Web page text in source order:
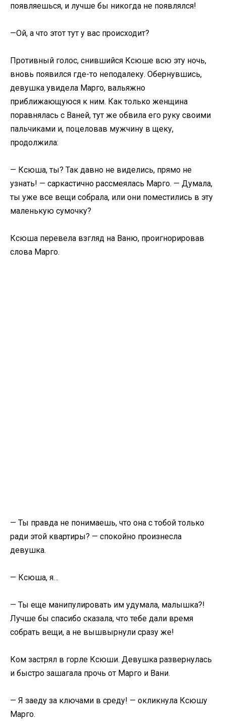
появляешься, и лучше бы никогда не появлялся!
—Ой, а что этот тут у вас происходит?
Противный голос, снившийся Ксюше всю эту ночь,
вновь появился где-то неподалеку. Обернувшись,
девушка увидела Марго, вальяжно
приближающуюся к ним. Как только женщина
поравнялась с Ваней, тут же обвила его руку своими
пальчиками и, поцеловав мужчину в щеку,
продолжила:
— Ксюша, ты? Так давно не виделись, прямо не
узнать! — саркастично рассмеялась Марго. — Думала,
ты уже все вещи собрала, или они поместились в эту
маленькую сумочку?
Ксюша перевела взгляд на Ваню, проигнорировав
слова Марго.
— Ты правда не понимаешь, что она с тобой только
ради этой квартиры? — спокойно произнесла
девушка.
— Ксюша, я…
— Ты еще манипулировать им удумала, малышка?!
Лучше бы спасибо сказала, что тебе дали время
собрать вещи, а не вышвырнули сразу же!
Ком застрял в горле Ксюши. Девушка развернулась
и быстро зашагала прочь от Марго и Вани.
— Я заеду за ключами в среду! — окликнула Ксюшу
Марго.